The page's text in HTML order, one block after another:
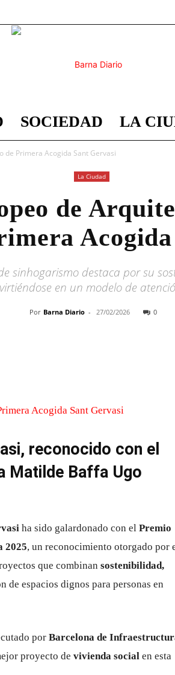
Barna
SOCIEDAD LA
de Primera Acogida Sant Gervasi
La Ciudad
de
sinhogarismo destaca por su
en un modelo de
Por Barna Diario - 27/02/2026 0
reconocido con el
Matilde Baffa Ugo
ha sido galardonado con el Premio
2025, un reconocimiento otorgado por
que combinan sostenibilidad,
de espacios dignos para personas en
por Barcelona de
proyecto de vivienda social en esta